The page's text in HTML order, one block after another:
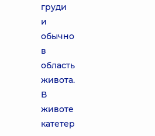
груди
и
обычно
в
область
живота.
В
животе
катетер